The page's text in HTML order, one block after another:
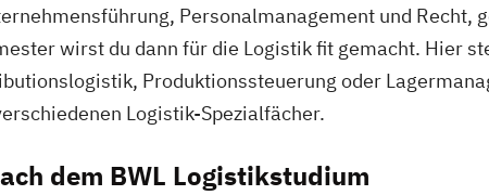
Personalmanagement und Recht,
wirst du dann für die Logistik fit gemacht. Hier
Produktionssteuerung oder
Logistik-Spezialfächer.
dem BWL Logistikstudium